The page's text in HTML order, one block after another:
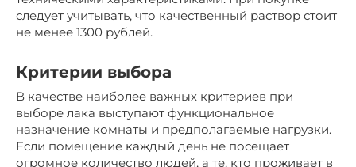
следует учитывать, что качественный раствор стоит
не менее 1300 рублей.
Критерии выбора
В качестве наиболее важных критериев при
выборе лака выступают функциональное
назначение комнаты и предполагаемые нагрузки.
Если помещение каждый день не посещает
огромное количество людей, а те, кто проживает в